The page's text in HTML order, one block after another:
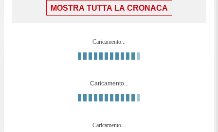
Gol! Espanyol 2, Athletic Bilbao 0. Kike García
(Espanyol) un tiro di sinistro dalla destra dell'area
Fuorigioco. Kike García(Espanyol) prova il lancio
lungo, ma Pere Milla e' colto in fuorigioco.
MOSTRA TUTTA LA CRONACA
Caricamento...
Caricamento...
Caricamento...